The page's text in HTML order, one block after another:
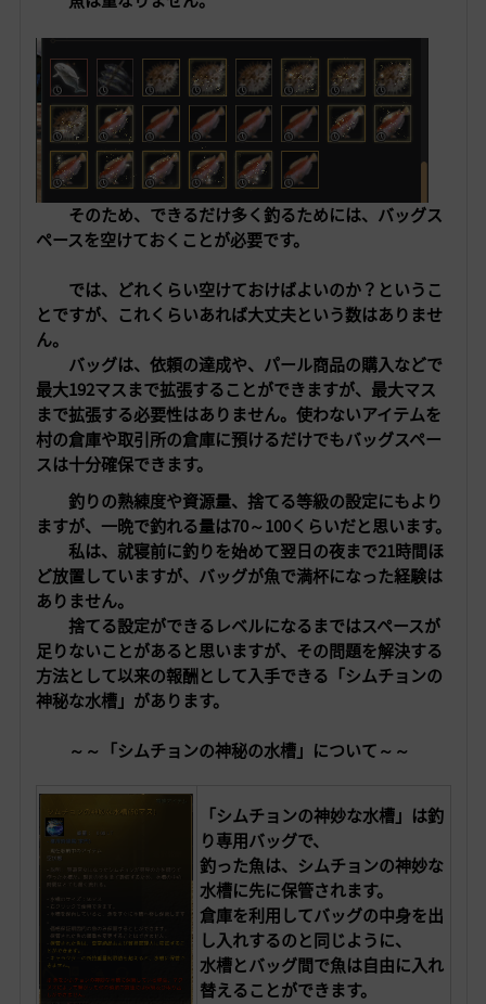
そのため、できるだけ多く釣るためには、バッグス
ペースを空けておくことが必要です。
では、どれくらい空けておけばよいのか？というこ
とですが、これくらいあれば大丈夫という数はありませ
ん。
バッグは、依頼の達成や、パール商品の購入などで
最大192マスまで拡張することができますが、最大マス
まで拡張する必要性はありません。使わないアイテムを
村の倉庫や取引所の倉庫に預けるだけでもバッグスペー
スは十分確保できます。
釣りの熟練度や資源量、捨てる等級の設定にもより
ますが、一晩で釣れる量は70～100くらいだと思います。
私は、就寝前に釣りを始めて翌日の夜まで21時間ほ
ど放置していますが、バッグが魚で満杯になった経験は
ありません。
捨てる設定ができるレベルになるまではスペースが
足りないことがあると思いますが、その問題を解決する
方法として以来の報酬として入手できる「シムチョンの
神秘な水槽」があります。
～～「シムチョンの神秘の水槽」について～～
「シムチョンの神妙な水槽」は釣
り専用バッグで、
釣った魚は、シムチョンの神妙な
水槽に先に保管されます。
倉庫を利用してバッグの中身を出
し入れするのと同じように、
水槽とバッグ間で魚は自由に入れ
替えることができます。